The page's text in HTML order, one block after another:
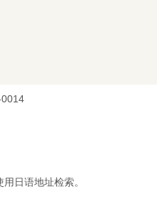
日语地址检索。